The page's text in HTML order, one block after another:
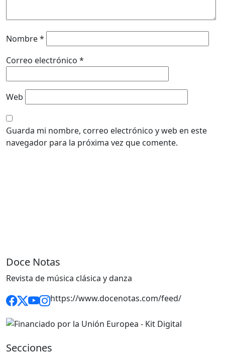
Nombre*
Correo electrónico *
Web
Guarda mi nombre, correo electrónico y web en este
navegador para la próxima vez que comente.
Doce Notas
Revista de música clásica y danza
https://www.docenotas.com/feed/
Secciones